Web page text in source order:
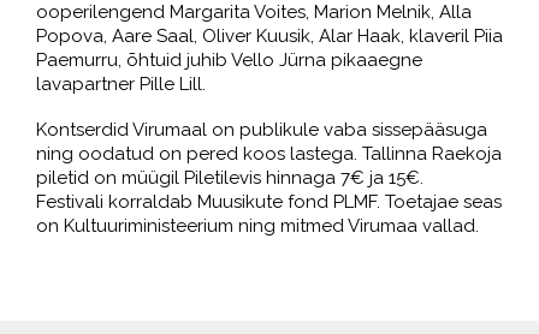
ooperilengend Margarita Voites, Marion Melnik, Alla
Popova, Aare Saal, Oliver Kuusik, Alar Haak, klaveril Piia
Paemurru, õhtuid juhib Vello Jürna pikaaegne
lavapartner Pille Lill.
Kontserdid Virumaal on publikule vaba sissepääsuga
ning oodatud on pered koos lastega. Tallinna Raekoja
piletid on müügil Piletilevis hinnaga 7€ ja 15€.
Festivali korraldab Muusikute fond PLMF. Toetajae seas
on Kultuuriministeerium ning mitmed Virumaa vallad.